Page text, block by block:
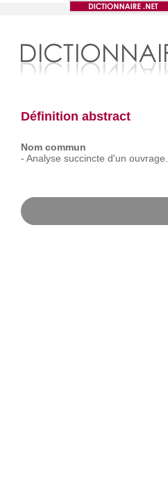
Définition abstract
Nom commun
- Analyse succincte d'un ouvrage.